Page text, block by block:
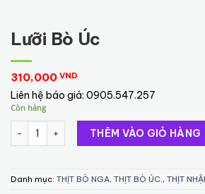
Lưỡi Bò Úc
310,000 VND
Liên hệ báo giá: 0905.547.257
Còn hàng
Lưỡi Bò Úc số lượngTHÊM VÀO GIỎ HÀNG
Danh mục: THỊT BÒ NGA, THỊT BÒ ÚC., THỊT